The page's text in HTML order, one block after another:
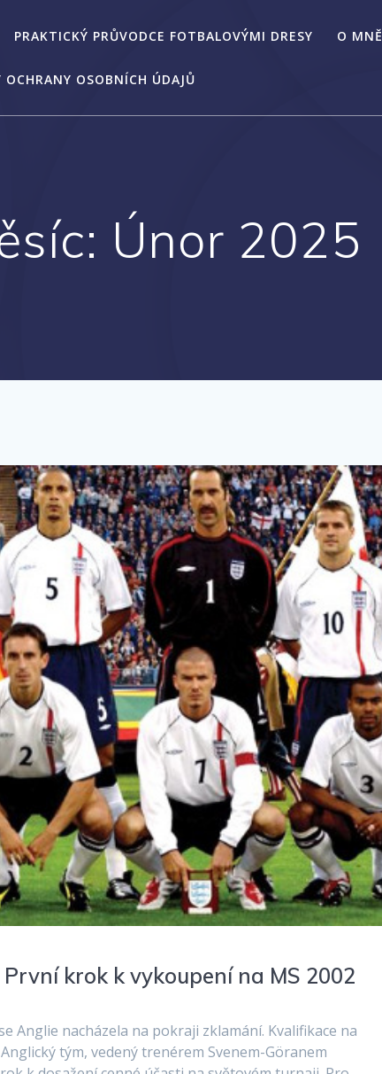
PRAKTICKÝ PRŮVODCE FOTBALOVÝMI DRESY O MNĚ
OCHRANY OSOBNÍCH ÚDAJŮ
Únor 2025
krok k vykoupení na MS 2002
Anglie nacházela na pokraji zklamání. Kvalifikace na
tým, vedený trenérem Svenem-Göranem